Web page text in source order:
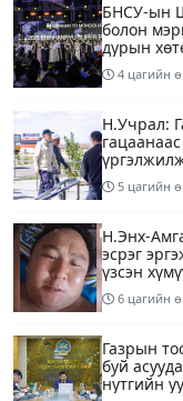
БНСУ-ын
болон
дурын
байгууллаа
4 цагийн
Н.Учрал:
5 цагийн
Н.Энх-
эсрэг
үзсэн
ярьж өгч
6 цагийн
Газрын
буй
нутгийн